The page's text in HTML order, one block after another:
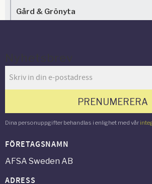
Gård & Grönyta
PRENUMERERA
Dina personuppgifter behandlas i enlighet med vår
FÖRETAGSNAMN
AFSA Sweden AB
ADRESS